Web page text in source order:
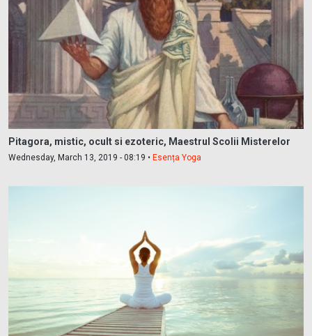
Pitagora, mistic, ocult si ezoteric, Maestrul Scolii Misterelor
Wednesday, March 13, 2019 - 08:19 • Esența Yoga